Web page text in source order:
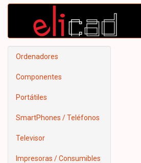
Ordenadores
Componentes
Portátiles
SmartPhones / Teléfonos
Televisor
Impresoras / Consumibles